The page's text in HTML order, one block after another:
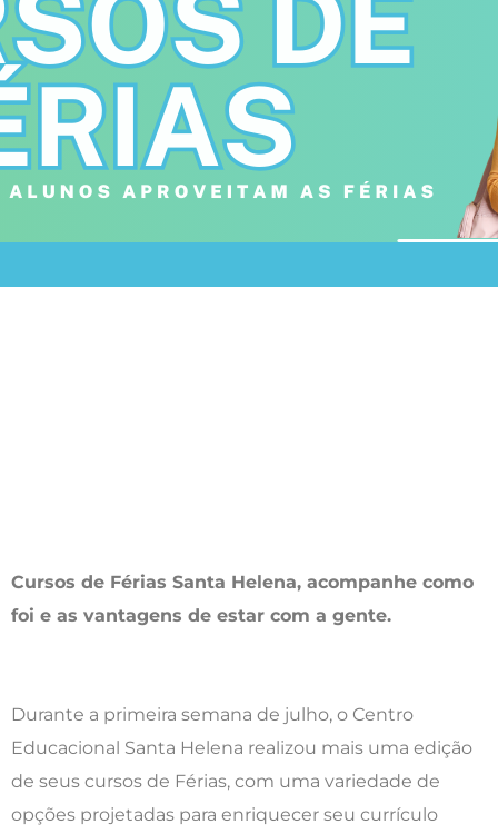
Cursos de Férias Santa Helena, acompanhe como
foi e as vantagens de estar com a gente.
Durante a primeira semana de julho, o Centro
Educacional Santa Helena realizou mais uma edição
de seus cursos de Férias, com uma variedade de
opções projetadas para enriquecer seu currículo